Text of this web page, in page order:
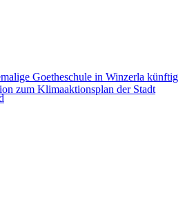
Goetheschule in Winzerla künftig
zum Klimaaktionsplan der Stadt